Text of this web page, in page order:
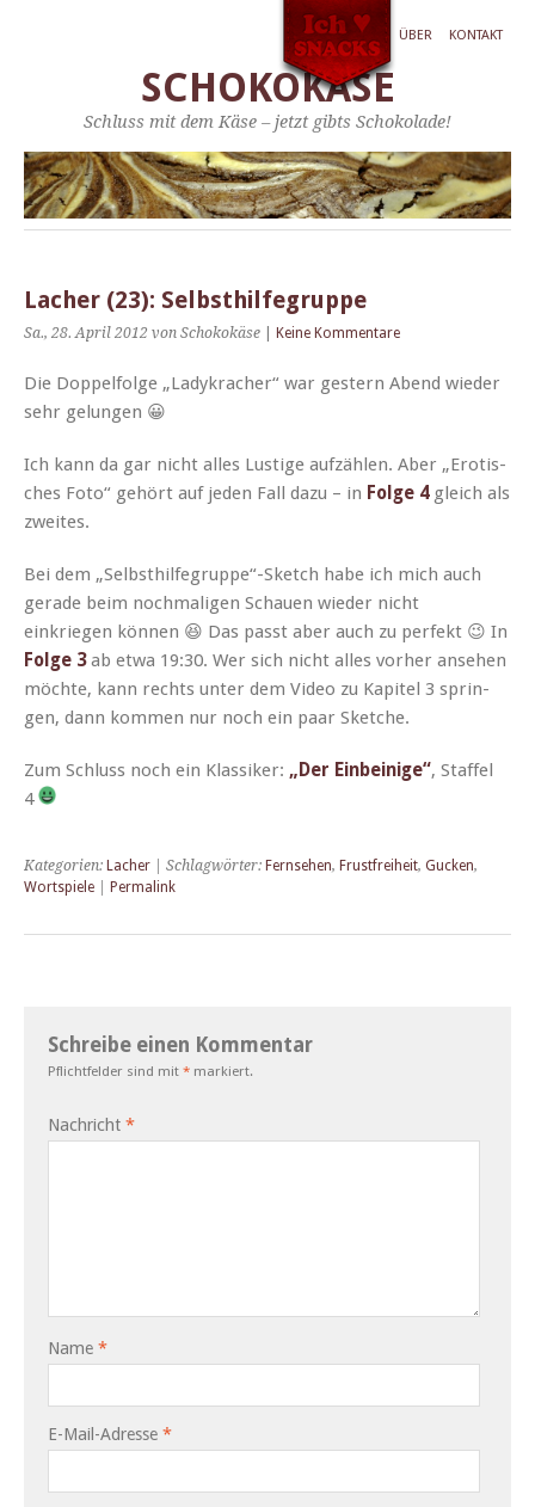
ÜBER KONTAKT
SCHOKOKÄSE
Schluss mit dem Käse – jetzt gibts Schokolade!
Lacher (23): Selbsthilfegruppe
Sa., 28. April 2012 von Schokokäse Keine Kommentare
Die Dop­pelfolge „Ladykracher“ war gestern Abend wieder
sehr gelungen 😀
Ich kann da gar nicht alles Lustige aufzählen. Aber „Ero­tis­
ches Foto“ gehört auf jeden Fall dazu – in Folge 4gle­ich als
zweites.
Bei dem „Selbsthilfegruppe“-Sketch habe ich mich auch
ger­ade beim nochma­li­gen Schauen wieder nicht
einkriegen kön­nen 😆 Das passt aber auch zu per­fekt 😉 In
Folge 3ab etwa 19:30. Wer sich nicht alles vorher anse­hen
möchte, kann rechts unter dem Video zu Kapi­tel 3 sprin­
gen, dann kom­men nur noch ein paar Sketche.
Zum Schluss noch ein Klas­sik­er: „Der Ein­beinige“, Staffel
4
Kategorien: Lacher | Schlagwörter: Fernsehen, Frustfreiheit, Gucken,
Wortspiele
Permalink
Schreibe einen Kommentar
Pflichtfelder sind mit * markiert.
Nachricht *
Name *
E-Mail-Adresse *